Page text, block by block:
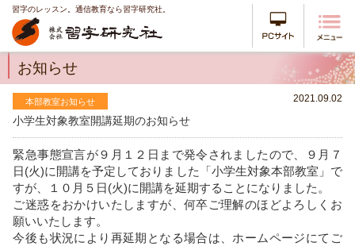
習字のレッスン。通信教育なら習字研究社。
お知らせ
本部教室お知らせ 2021.09.02
小学生対象教室開講延期のお知らせ
緊急事態宣言が９月１２日まで発令されましたので、９月７
日(火)に開講を予定しておりました「小学生対象本部教室」で
すが、１０月５日(火)に開講を延期することになりました。
ご迷惑をおかけいたしますが、何卒ご理解のほどよろしくお
願いいたします。
今後も状況により再延期となる場合は、ホームページにてご